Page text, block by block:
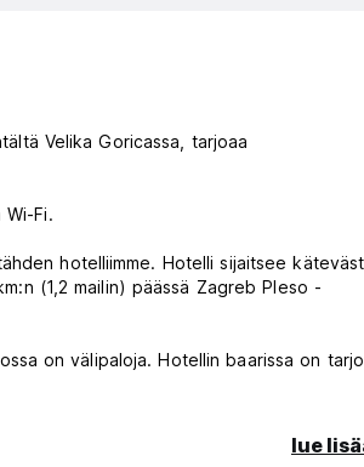
Velika Goricassa, tarjoaa
Fi.
hotelliimme. Hotelli sijaitsee
(1,2 mailin) ​​päässä Zagreb Pleso -
on välipaloja. Hotellin baarissa on
lue